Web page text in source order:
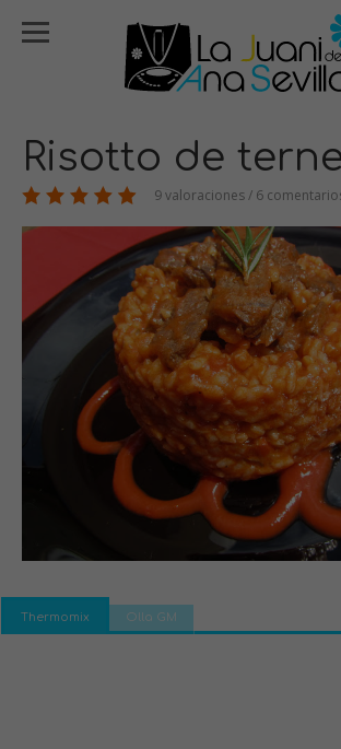
Risotto de
9 valoraciones / 6
Thermomix Olla GM